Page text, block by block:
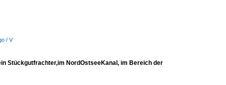
/ V
Stückgutfrachter,im NordOstseeKanal, im Bereich der